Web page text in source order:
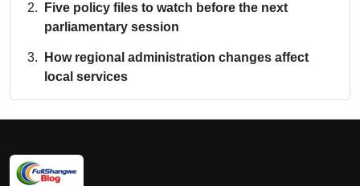
Five policy files to watch before the next
parliamentary session
How regional administration changes affect
local services